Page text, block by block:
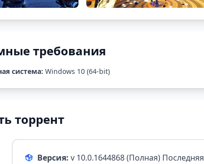
требования
система: Windows 10 (64-bit)
торрент
Версия: v 10.0.1644868 (Полная) Последняя